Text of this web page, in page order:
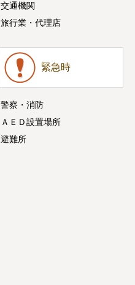
交通機関
旅行業・代理店
緊急時
警察・消防
ＡＥＤ設置場所
避難所